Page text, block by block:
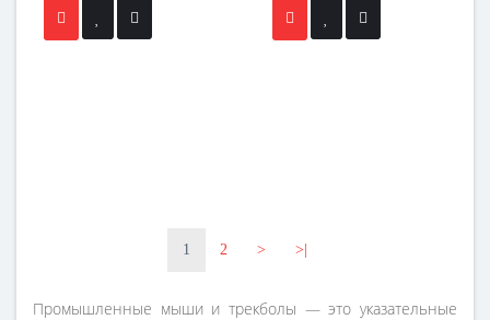
1 2 > >|
Промышленные мыши и трекболы — это указательные